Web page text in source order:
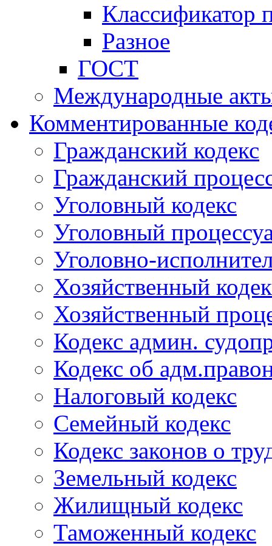
Классификатор
Разное
ГОСТ
Международные
Комментированные
Гражданский кодекс
Гражданский
Уголовный кодекс
Уголовный
Уголовно-
Хозяйственный
Хозяйственный
Кодекс админ.
Кодекс об
Налоговый кодекс
Семейный кодекс
Кодекс законов о
Земельный кодекс
Жилищный кодекс
Таможенный кодекс